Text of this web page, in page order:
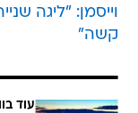
וייסמן: "ליגה
קשה"
עוד